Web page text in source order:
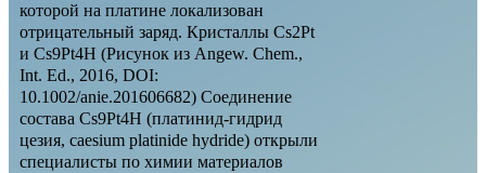
которой на платине локализован
отрицательный заряд. Кристаллы Cs2Pt
и Cs9Pt4H (Рисунок из Angew. Chem.,
Int. Ed., 2016, DOI:
10.1002/anie.201606682) Соединение
состава Cs9Pt4H (платинид-гидрид
цезия, caesium platinide hydride) открыли
специалисты по химии материалов